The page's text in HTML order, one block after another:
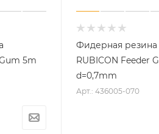
5m
Фидерная резина
RUBICON Feeder
d=0,7mm
Арт.: 436005-070